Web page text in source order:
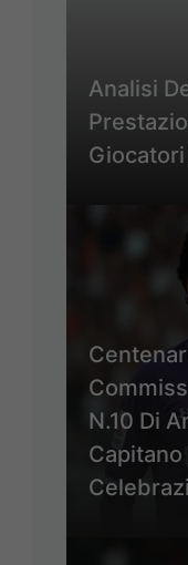
Analisi
N.10 Di
Capitano